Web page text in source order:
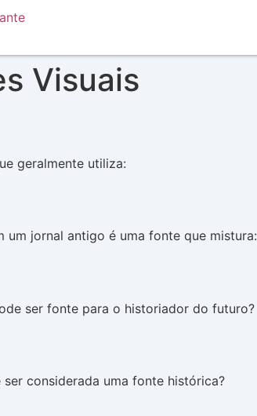
Visuais
geralmente utiliza:
jornal antigo é uma fonte que mistura:
ser fonte para o historiador do futuro?
considerada uma fonte histórica?